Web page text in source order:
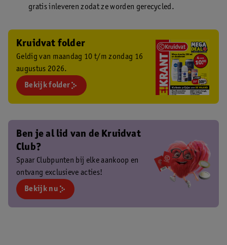
gratis inleveren zodat ze worden gerecycled.
Kruidvat folder
Geldig van maandag 10 t/m zondag 16
augustus 2026.
Bekijk folder
Ben je al lid van de Kruidvat
Club?
Spaar Clubpunten bij elke aankoop en
ontvang exclusieve acties!
Bekijk nu